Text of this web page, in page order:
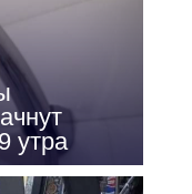
утра